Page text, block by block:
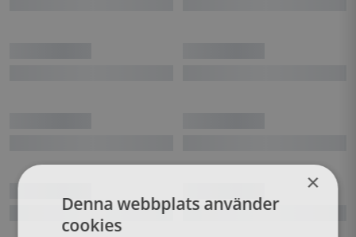
×
Denna webbplats använder
cookies